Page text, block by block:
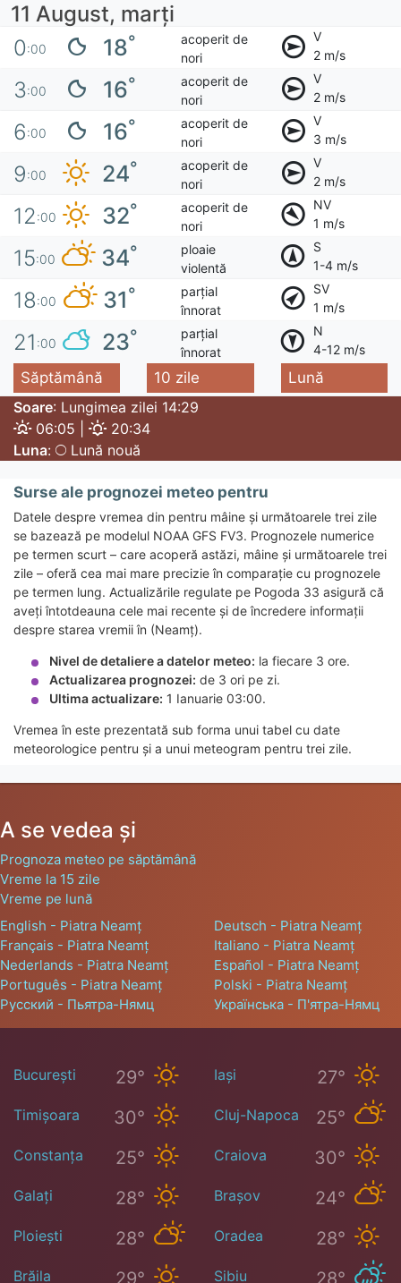
11 August, marţi
0:00 18°
acoperit de
nori
V
2 m/s
3:00 16°
acoperit de
nori
V
2 m/s
6:00 16°
acoperit de
nori
V
3 m/s
9:00 24°
acoperit de
nori
V
2 m/s
12:00 32°
acoperit de
nori
NV
1 m/s
15:00 34°
ploaie
violentă
S
1-4 m/s
18:00 31°
parțial
înnorat
SV
1 m/s
21 :00 23°
parțial
înnorat
N
4-12 m/s
Săptămână 10 zile
Lună
Soare: Lungimea zilei 14:29
06:05 |
20:34
Luna: Lună nouă
Surse ale prognozei meteo pentru
Datele despre vremea din pentru mâine și următoarele trei zile
se bazează pe modelul NOAA GFS FV3. Prognozele numerice
pe termen scurt – care acoperă astăzi, mâine și următoarele trei
zile – oferă cea mai mare precizie în comparație cu prognozele
pe termen lung. Actualizările regulate pe Pogoda 33 asigură că
aveți întotdeauna cele mai recente și de încredere informații
despre starea vremii în (Neamț).
Nivel de detaliere a datelor meteo: la fiecare 3 ore.
Actualizarea prognozei: de 3 ori pe zi.
Ultima actualizare: 1 Ianuarie 03:00.
Vremea în este prezentată sub forma unui tabel cu date
meteorologice pentru și a unui meteogram pentru trei zile.
A se vedea și
Prognoza meteo pe săptămână
Vreme la 15 zile
Vreme pe lună
English - Piatra Neamț
Deutsch - Piatra Neamț
Français - Piatra Neamț
Italiano - Piatra Neamț
Nederlands - Piatra Neamț
Español - Piatra Neamț
Português - Piatra Neamț
Polski - Piatra Neamț
Русский - Пьятра-Нямц
Українська - П'ятра-Нямц
București 29° Iași 27°
Timișoara 30° Cluj-Napoca 25°
Constanța 25° Craiova 30°
Galați 28° Brașov 24°
Ploiești 28° Oradea 28°
Brăila 29° Sibiu 28°